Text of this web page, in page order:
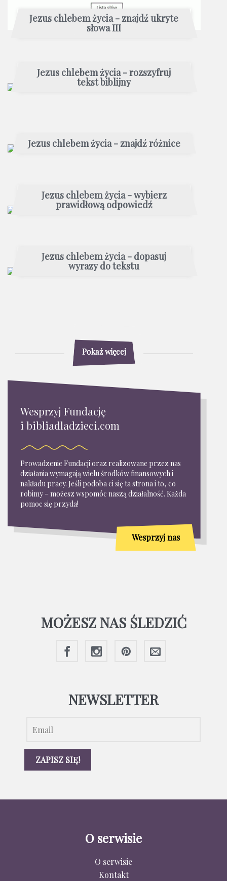
Jezus chlebem życia - znajdź ukryte
słowa III
Jezus chlebem życia - rozszyfruj
tekst biblijny
Jezus chlebem życia - znajdź różnice
Jezus chlebem życia - wybierz
prawidłową odpowiedź
Jezus chlebem życia - dopasuj
wyrazy do tekstu
Pokaż więcej
Wesprzyj Fundację
i bibliadladzieci.com
Prowadzenie Fundacji oraz realizowane przez nas
działania wymagają wielu środków finansowych i
nakładu pracy. Jeśli podoba ci się ta strona i to, co
robimy – możesz wspomóc naszą działalność. Każda
pomoc się przyda!
Wesprzyj nas
MOŻESZ NAS ŚLEDZIĆ
NEWSLETTER
O serwisie
O serwisie
Kontakt